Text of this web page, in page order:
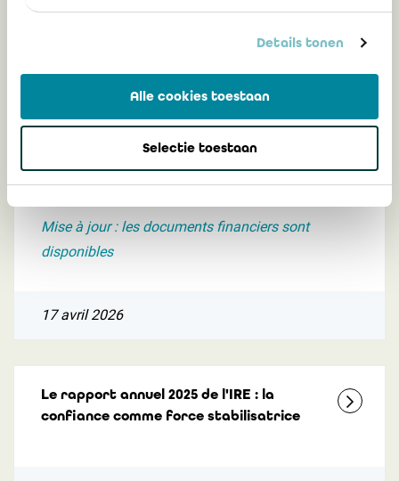
Details tonen
Alle cookies toestaan
Selectie toestaan
académique
Assemblée générale du 24 avril 2026 :
convocation, agenda et documents
Mise à jour : les documents financiers sont
disponibles
17 avril 2026
Le rapport annuel 2025 de l'IRE : la
confiance comme force stabilisatrice